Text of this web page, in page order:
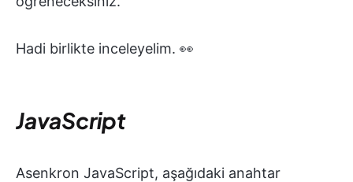
Hadi birlikte inceleyelim. 👀
JavaScript
Asenkron JavaScript, aşağıdaki anahtar